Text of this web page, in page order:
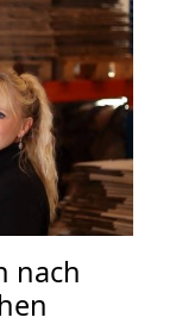
nach